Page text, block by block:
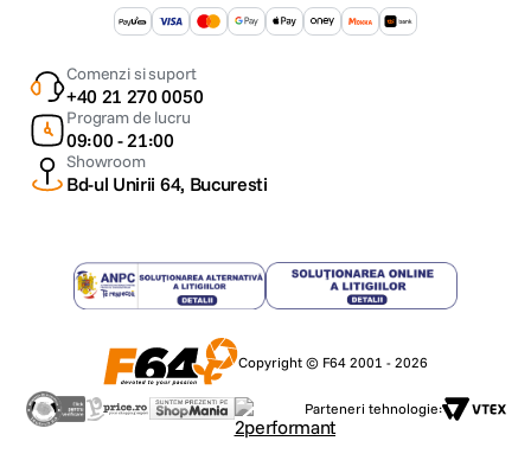
Comenzi si suport
+40 21 270 0050
Program de lucru
09:00 - 21:00
Showroom
Bd-ul Unirii 64, Bucuresti
Copyright © F64 2001 - 2026
Parteneri tehnologie: